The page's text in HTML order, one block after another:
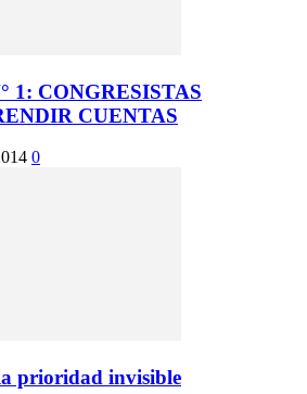
1: CONGRESISTAS
CUENTAS
0
prioridad invisible